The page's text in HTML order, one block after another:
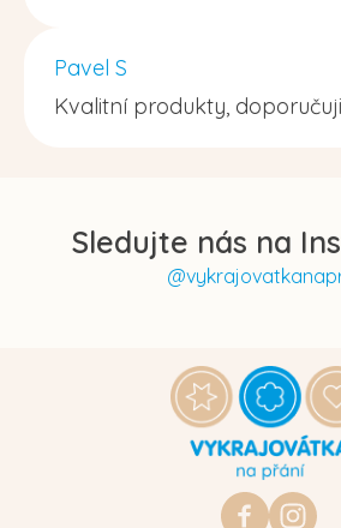
Pavel S
Kvalitní produkty,
Sledujte nás na
https://